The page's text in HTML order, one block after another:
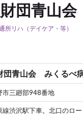
団青山
所リハ（デイケア・等）
団青山会 みくるべ
市三廻部948番地
渋沢駅下車。北口のロ